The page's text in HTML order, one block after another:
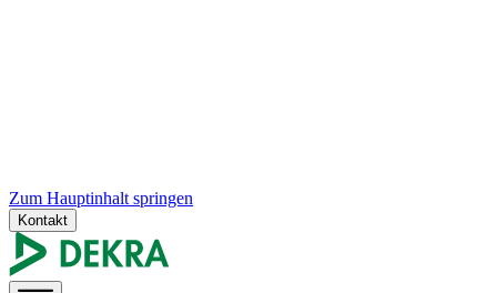
Zum Hauptinhalt springen
Kontakt